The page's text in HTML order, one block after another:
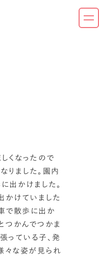
くなったので
りました。園内
出かけました。
かけていました
で散歩に出か
つかんでつかま
っている子、発
々な姿が見られ